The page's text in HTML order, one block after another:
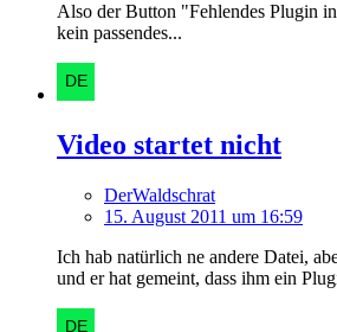
Also der Button "Fehlendes Plugin
kein passendes...
Video startet nicht
DerWaldschrat
15. August 2011 um 16:59
Ich hab natürlich ne andere Datei,
und er hat gemeint, dass ihm ein